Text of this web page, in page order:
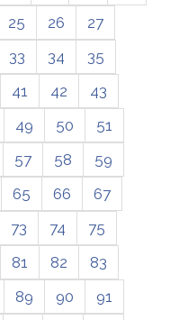
25 26
27
33 34
35
41 42
43
49 50
51
57 58
59
65 66
67
73 74
75
81 82
83
89 90
91